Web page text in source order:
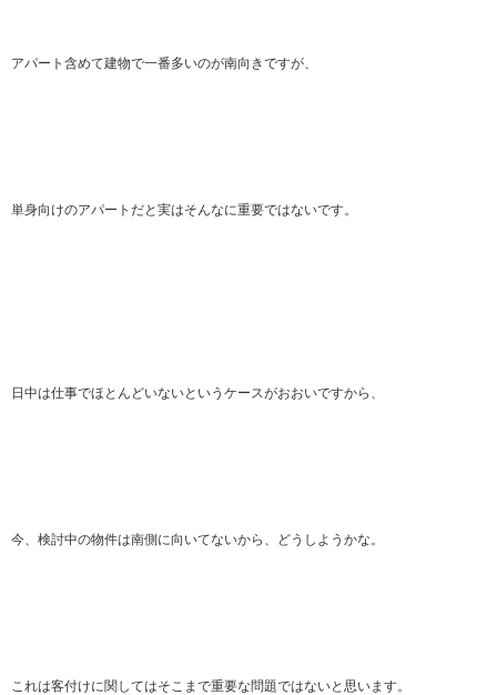
アパート含めて建物で一番多いのが南向きですが、
単身向けのアパートだと実はそんなに重要ではないです。
日中は仕事でほとんどいないというケースがおおいですから、
今、検討中の物件は南側に向いてないから、どうしようかな。
これは客付けに関してはそこまで重要な問題ではないと思います。